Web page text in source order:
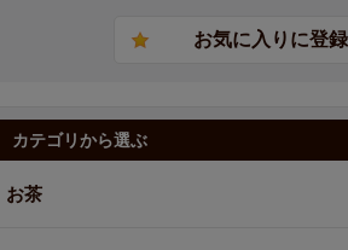
カテゴリから選ぶ
お茶